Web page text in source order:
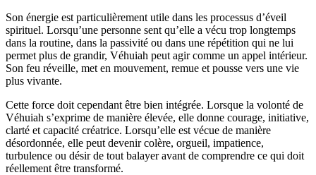
Son énergie est particulièrement utile dans les processus d’éveil
spirituel. Lorsqu’une personne sent qu’elle a vécu trop longtemps
dans la routine, dans la passivité ou dans une répétition qui ne lui
permet plus de grandir, Véhuiah peut agir comme un appel intérieur.
Son feu réveille, met en mouvement, remue et pousse vers une vie
plus vivante.
Cette force doit cependant être bien intégrée. Lorsque la volonté de
Véhuiah s’exprime de manière élevée, elle donne courage, initiative,
clarté et capacité créatrice. Lorsqu’elle est vécue de manière
désordonnée, elle peut devenir colère, orgueil, impatience,
turbulence ou désir de tout balayer avant de comprendre ce qui doit
réellement être transformé.